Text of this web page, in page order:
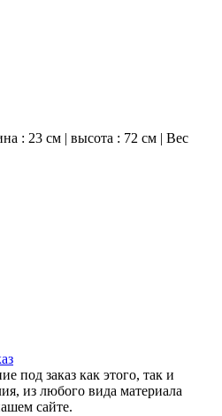
: 23 см | высота : 72 см | Вес
под заказ как этого, так и
из любого вида материала
сайте.